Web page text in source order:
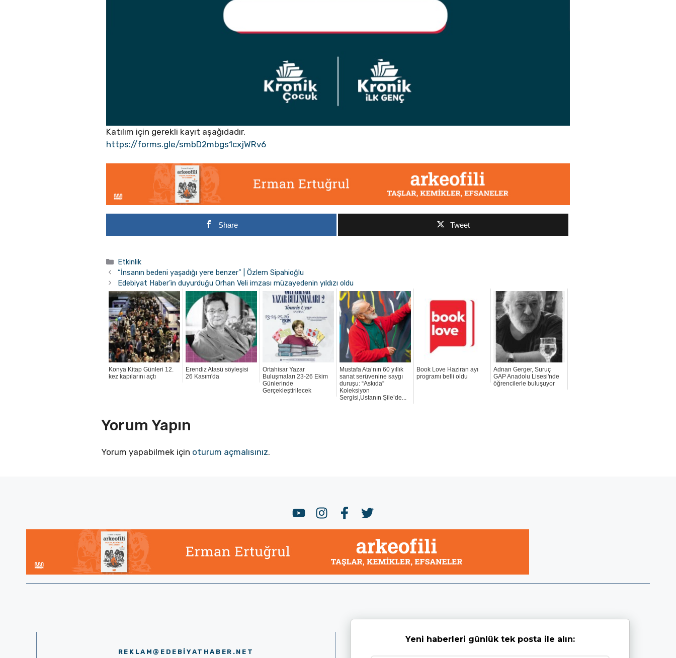
Katılım için gerekli kayıt aşağıdadır.
https://forms.gle/smbD2mbgs1cxjWRv6
Share Tweet
Kategoriler
Etkinlik
“İnsanın bedeni yaşadığı yere benzer” | Özlem Sipahioğlu
Edebiyat Haber’in duyurduğu Orhan Veli imzası müzayedenin yıldızı oldu
Konya Kitap Günleri 12.
kez kapılarını açtı
Erendiz Atasü söyleşisi
26 Kasım'da
Ortahisar Yazar
Buluşmaları 23-26 Ekim
Günlerinde
Gerçekleştirilecek
Mustafa Ata’nın 60 yıllık
sanat serüvenine saygı
duruşu: “Askıda”
Koleksiyon
Sergisi,Ustanın Şile’de...
Book Love Haziran ayı
programı belli oldu
Adnan Gerger, Suruç
GAP Anadolu Lisesi'nde
öğrencilerle buluşuyor
Yorum Yapın
Yorum yapabilmek için oturum açmalısınız.
REKLAM@EDEBIYATHABER.NET
Yeni haberleri günlük tek posta ile alın: